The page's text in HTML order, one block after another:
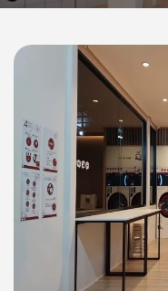
Image
Image
Image
Image